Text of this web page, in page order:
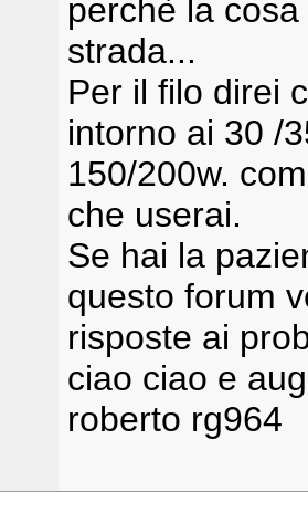
perchè la
strada...
Per il filo direi
intorno ai 30 /
150/200w.
che userai.
Se hai la
questo forum
risposte ai
ciao ciao e
roberto rg964